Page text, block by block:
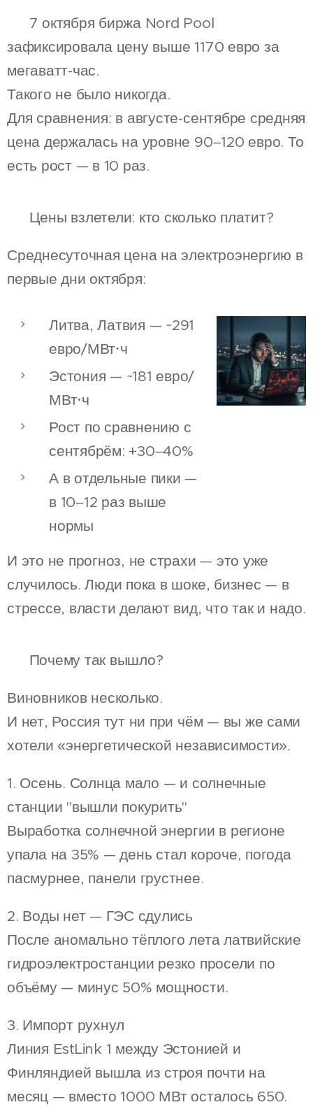
📍 7 октября биржа Nord Pool
зафиксировала цену выше 1170 евро за
мегаватт-час.
Такого не было никогда.
Для сравнения: в августе-сентябре средняя
цена держалась на уровне 90–120 евро. То
есть рост — в 10 раз.
📈 Цены взлетели: кто сколько платит?
Среднесуточная цена на электроэнергию в
первые дни октября:
Литва, Латвия — ~291
евро/МВт⋅ч
Эстония — ~181 евро/
МВт⋅ч
Рост по сравнению с
сентябрём: +30–40%
А в отдельные пики —
в 10–12 раз выше
нормы
И это не прогноз, не страхи — это уже
случилось. Люди пока в шоке, бизнес — в
стрессе, власти делают вид, что так и надо.
🛠 Почему так вышло?
Виновников несколько.
И нет, Россия тут ни при чём — вы же сами
хотели «энергетической независимости».
1. Осень. Солнца мало — и солнечные
станции "вышли покурить"
Выработка солнечной энергии в регионе
упала на 35% — день стал короче, погода
пасмурнее, панели грустнее.
2. Воды нет — ГЭС сдулись
После аномально тёплого лета латвийские
гидроэлектростанции резко просели по
объёму — минус 50% мощности.
3. Импорт рухнул
Линия EstLink 1 между Эстонией и
Финляндией вышла из строя почти на
месяц — вместо 1000 МВт осталось 650.